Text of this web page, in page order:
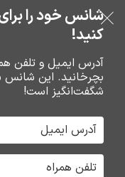
خرید قسطی
عبور به ناوبری
رفتن به محتوای اصلی
0 ریال
خانه گارد و محافظ
فروشگاه نوین تراشه گنجی
شانس خود را
کنید!
آدرس ایمیل و تلفن
بچرخانید. این
شگفت‌انگیز است!